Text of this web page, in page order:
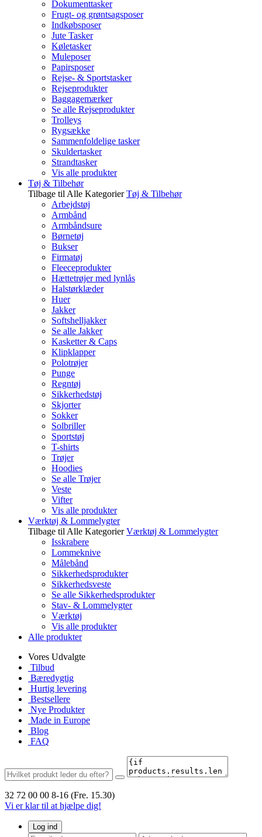
Dokumenttasker
Frugt- og grøntsagsposer
Indkøbsposer
Jute Tasker
Køletasker
Muleposer
Papirsposer
Rejse- & Sportstasker
Rejseprodukter
Baggagemærker
Se alle Rejseprodukter
Trolleys
Rygsække
Sammenfoldelige tasker
Skuldertasker
Strandtasker
Vis alle produkter
Tøj & Tilbehør
Tilbage til Alle Kategorier Tøj & Tilbehør
Arbejdstøj
Armbånd
Armbåndsure
Børnetøj
Bukser
Firmatøj
Fleeceprodukter
Hættetrøjer med lynlås
Halstørklæder
Huer
Jakker
Softshelljakker
Se alle Jakker
Kasketter & Caps
Klipklapper
Polotrøjer
Punge
Regntøj
Sikkerhedstøj
Skjorter
Sokker
Solbriller
Sportstøj
T-shirts
Trøjer
Hoodies
Se alle Trøjer
Veste
Vifter
Vis alle produkter
Værktøj & Lommelygter
Tilbage til Alle Kategorier Værktøj & Lommelygter
Isskrabere
Lommeknive
Målebånd
Sikkerhedsprodukter
Sikkerhedsveste
Se alle Sikkerhedsprodukter
Stav- & Lommelygter
Værktøj
Vis alle produkter
Alle produkter
Vores Udvalgte
Tilbud
Bæredygtig
Hurtig levering
Bestsellere
Nye Produkter
Made in Europe
Blog
FAQ
32 72 00 00 8-16 (Fre. 15.30)
Vi er klar til at hjælpe dig!
Log ind